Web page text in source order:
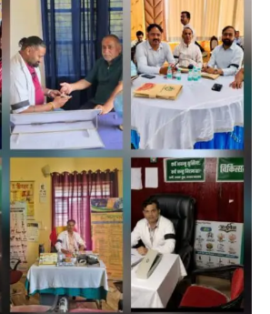
मंत्री का फूंका पुतला 'विद्यालयों में…
अल्मोड़ा उत्तराखण्ड कुमाऊं ख़बरें
रानीखेत में युवा कांग्रेस की जिला बैठक, 8
अगस्त को खड़गे की हल्द्वानी रैली को सफल
बनाने का लिया संकल्प
Admin August 6, 2026
संगठन विस्तार के तहत कई नई नियुक्तियां, बूथ स्तर तक
संगठन मजबूत करने और युवाओं…
अल्मोड़ा उत्तराखण्ड कुमाऊं ख़बरें
चौखुटिया में सेवा पखवाड़ा शिविर: 954 लोगों ने
लिया लाभ, 191 में से 182 शिकायतों का मौके
पर हुआ निस्तारण
Admin August 5, 2026